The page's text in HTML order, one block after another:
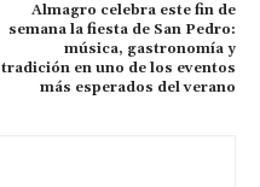
Almagro celebra este fin de
semana la fiesta de San Pedro:
música, gastronomía y
tradición en uno de los eventos
más esperados del verano